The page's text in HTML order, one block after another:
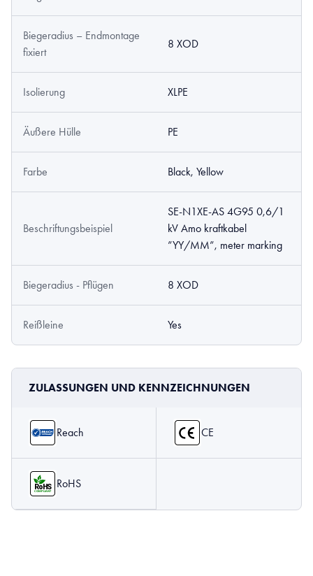
Biegeradius – Endmontage
fixiert
8 XOD
Isolierung XLPE
Äußere Hülle PE
Farbe Black, Yellow
Beschriftungsbeispiel
SE-N1XE-AS 4G95 0,6/1
kV Amo kraftkabel
”YY/MM”, meter marking
Biegeradius - Pflügen 8 XOD
Reißleine Yes
ZULASSUNGEN UND KENNZEICHNUNGEN
Reach CE
RoHS